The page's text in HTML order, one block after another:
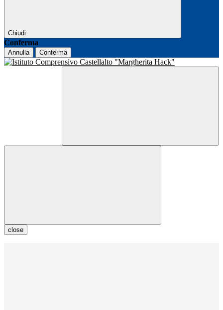
Chiudi
Conferma
Annulla Conferma
close